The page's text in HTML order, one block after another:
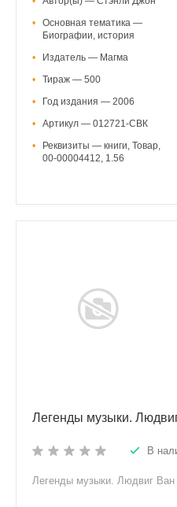
•
Основная тематика —
Биографии, история
•
Издатель — Магма
•
Тираж — 500
•
Год издания — 2006
•
Артикул — 012721-СВК
•
Реквизиты — книги, Товар,
00-00004412, 1.56
Легенды музыки.
В
Легенды музыки. Людвиг Ван